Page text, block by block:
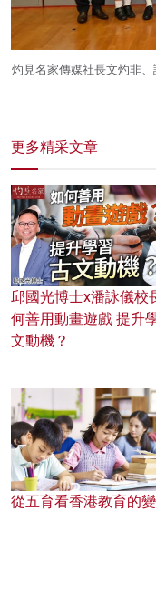
灼見名家傳媒社長文灼非
更多精采文章
邱國光博士x潘詠儀校
何善用動畫遊戲 提升
文動機？
從五育看香港教育的變